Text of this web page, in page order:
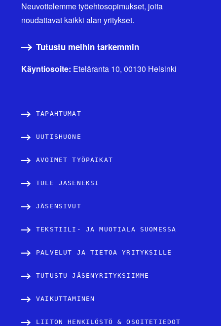
Neuvottelemme työehtosopimukset, joita
noudattavat kaikki alan yritykset.
Tutustu meihin tarkemmin
Käyntiosoite: Eteläranta 10, 00130 Helsinki
TAPAHTUMAT
UUTISHUONE
AVOIMET TYÖPAIKAT
TULE JÄSENEKSI
JÄSENSIVUT
TEKSTIILI- JA MUOTIALA SUOMESSA
PALVELUT JA TIETOA YRITYKSILLE
TUTUSTU JÄSENYRITYKSIIMME
VAIKUTTAMINEN
LIITON HENKILÖSTÖ & OSOITETIEDOT